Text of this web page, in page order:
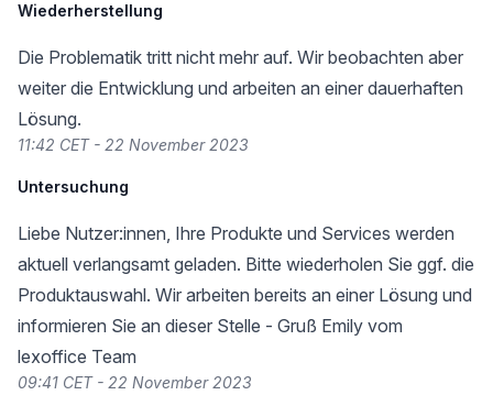
Wiederherstellung
Die Problematik tritt nicht mehr auf. Wir beobachten aber
weiter die Entwicklung und arbeiten an einer dauerhaften
Lösung.
11:42 CET - 22 November 2023
Untersuchung
Liebe Nutzer:innen, Ihre Produkte und Services werden
aktuell verlangsamt geladen. Bitte wiederholen Sie ggf. die
Produktauswahl. Wir arbeiten bereits an einer Lösung und
informieren Sie an dieser Stelle - Gruß Emily vom
lexoffice Team
09:41 CET - 22 November 2023